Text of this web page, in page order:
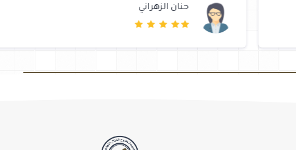
حنان الزهراني